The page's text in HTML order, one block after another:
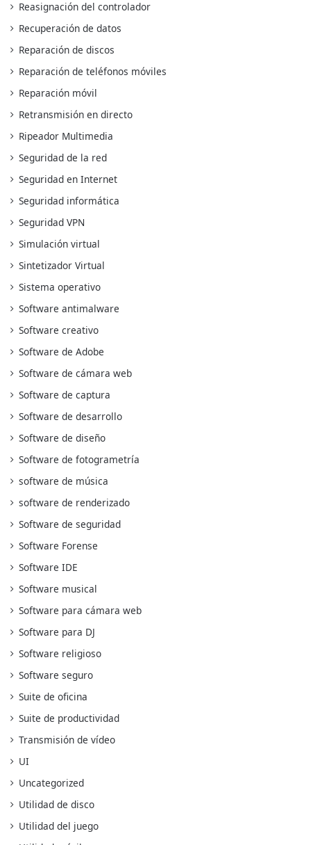
Reasignación del controlador
Recuperación de datos
Reparación de discos
Reparación de teléfonos móviles
Reparación móvil
Retransmisión en directo
Ripeador Multimedia
Seguridad de la red
Seguridad en Internet
Seguridad informática
Seguridad VPN
Simulación virtual
Sintetizador Virtual
Sistema operativo
Software antimalware
Software creativo
Software de Adobe
Software de cámara web
Software de captura
Software de desarrollo
Software de diseño
Software de fotogrametría
software de música
software de renderizado
Software de seguridad
Software Forense
Software IDE
Software musical
Software para cámara web
Software para DJ
Software religioso
Software seguro
Suite de oficina
Suite de productividad
Transmisión de vídeo
UI
Uncategorized
Utilidad de disco
Utilidad del juego